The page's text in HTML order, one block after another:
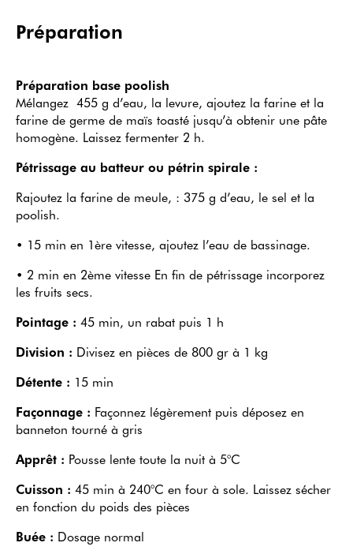
Préparation
Préparation base poolish
Mélangez 455 g d’eau, la levure, ajoutez la farine et la
farine de germe de maïs toasté jusqu’à obtenir une pâte
homogène. Laissez fermenter 2 h.
Pétrissage au batteur ou pétrin spirale :
Rajoutez la farine de meule, : 375 g d’eau, le sel et la
poolish.
• 15 min en 1ère vitesse, ajoutez l’eau de bassinage.
• 2 min en 2ème vitesse En fin de pétrissage incorporez
les fruits secs.
Pointage : 45 min, un rabat puis 1 h
Division : Divisez en pièces de 800 gr à 1 kg
Détente : 15 min
Façonnage : Façonnez légèrement puis déposez en
banneton tourné à gris
Apprêt : Pousse lente toute la nuit à 5°C
Cuisson : 45 min à 240°C en four à sole. Laissez sécher
en fonction du poids des pièces
Buée : Dosage normal